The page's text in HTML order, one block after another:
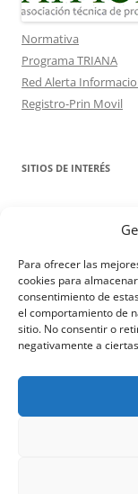
Para ofrecer las
cookies para
consentimiento de
el comportamiento de
sitio. No consentir o
negativamente a
Normativa
Programa TRIANA
Red Alerta
Registro-Prin Movil
SITIOS DE INTERÉS